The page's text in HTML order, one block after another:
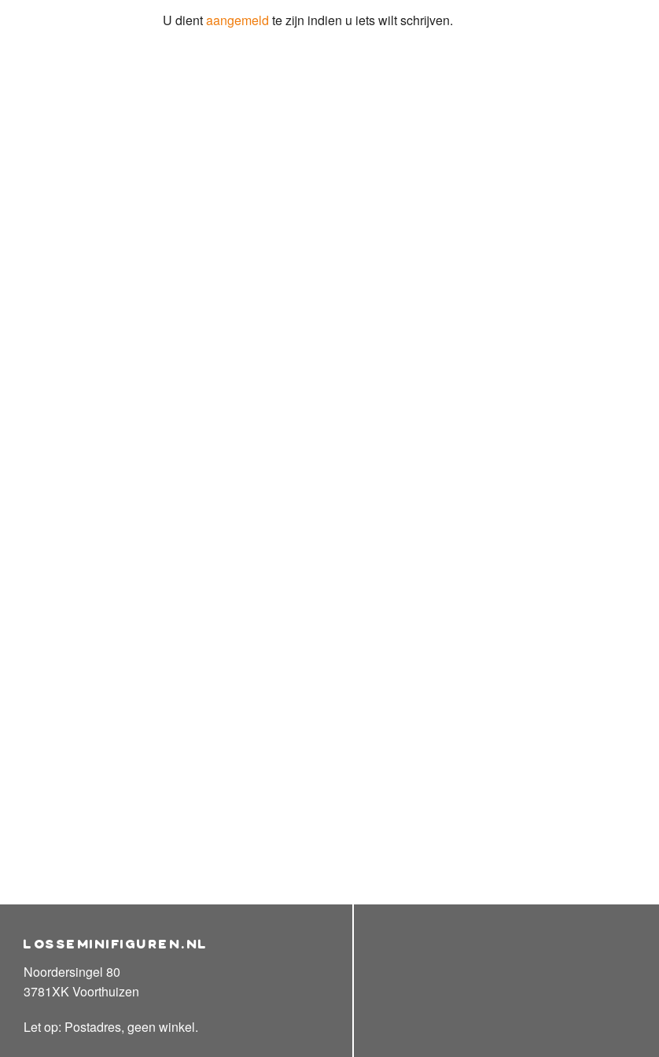
U dientaangemeld te zijn indien u iets wilt schrijven.
losseminifiguren.nl
Noordersingel 80
3781XK Voorthuizen
Let op: Postadres, geen winkel.